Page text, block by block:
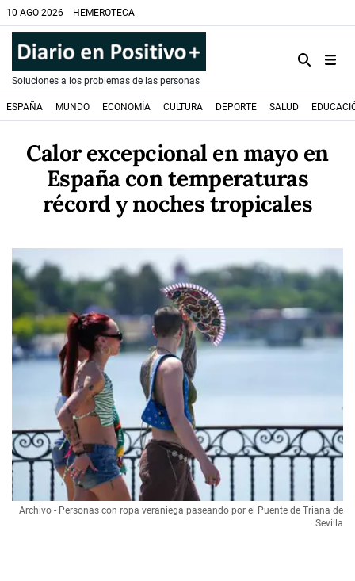
10 AGO 2026 HEMEROTECA
Soluciones a los problemas de las personas
ESPAÑA MUNDO ECONOMÍA CULTURA DEPORTE SALUD
Calor excepcional en mayo en
España con temperaturas
récord y noches tropicales
Archivo - Personas con ropa veraniega paseando por el Puente de Triana de
Sevilla